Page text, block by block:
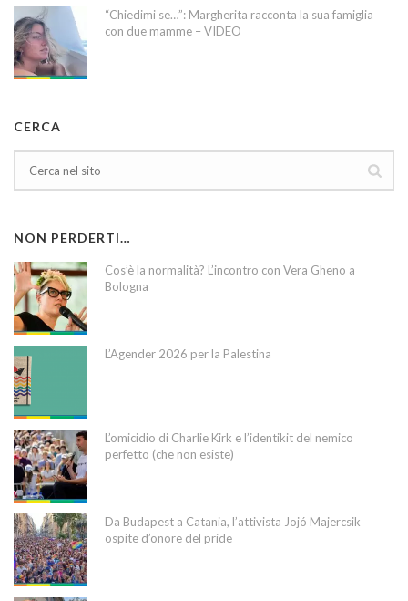
“Chiedimi se…”: Margherita racconta la sua famiglia
con due mamme – VIDEO
CERCA
NON PERDERTI…
Cos’è la normalità? L’incontro con Vera Gheno a
Bologna
L’Agender 2026 per la Palestina
L’omicidio di Charlie Kirk e l’identikit del nemico
perfetto (che non esiste)
Da Budapest a Catania, l’attivista Jojó Majercsik
ospite d’onore del pride